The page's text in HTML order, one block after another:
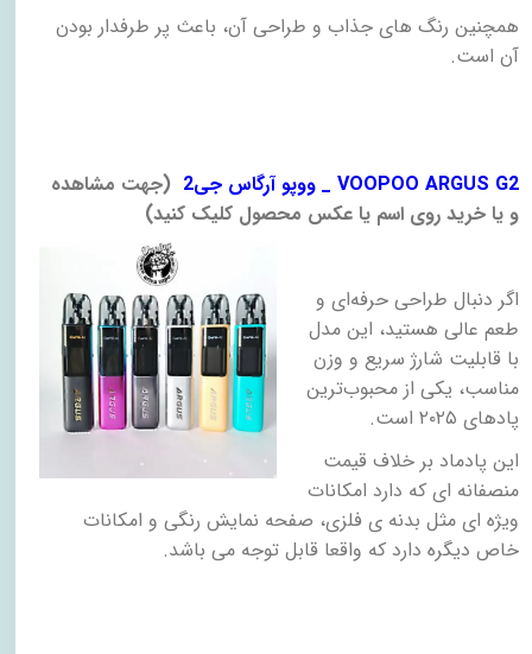
همچنین رنگ های جذاب و طراحی آن، باعث پر طرفدار بودن
آن است.
VOOPOO ARGUS G2 _ ووپو آرگاس جی2 )جهت مشاهده
و یا خرید روی اسم یا عکس محصول کلیک کنید(
اگر دنبال طراحی حرفه‌ای و
طعم عالی هستید، این مدل
با قابلیت شارژ سریع و وزن
مناسب، یکی از محبوب‌ترین
پادهای ۲۰۲۵ است
.
این پادماد بر خلاف قیمت
منصفانه ای که دارد امکانات
ویژه ای مثل بدنه ی فلزی، صفحه نمایش رنگی و امکانات
خاص دیگره دارد که واقعا قابل توجه می باشد.